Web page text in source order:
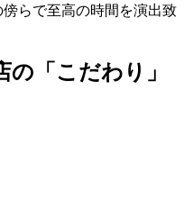
らで至高の時間を演出致
「こだわり」